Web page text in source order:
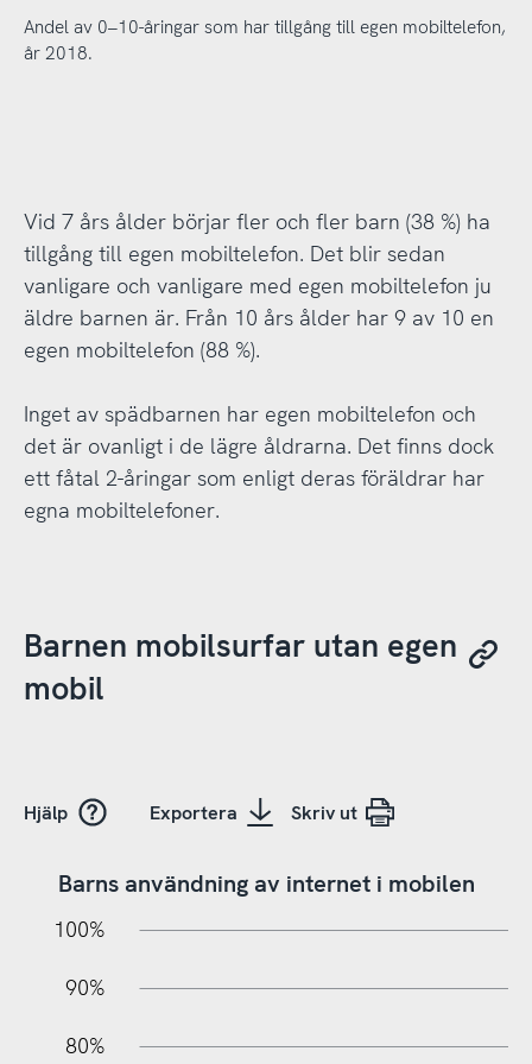
Andel av 0–10-åringar som har tillgång till egen mobiltelefon,
år 2018.
Vid 7 års ålder börjar fler och fler barn (38 %) ha
tillgång till egen mobiltelefon. Det blir sedan
vanligare och vanligare med egen mobiltelefon ju
äldre barnen är. Från 10 års ålder har 9 av 10 en
egen mobiltelefon (88 %).
Inget av spädbarnen har egen mobiltelefon och
det är ovanligt i de lägre åldrarna. Det finns dock
ett fåtal 2-åringar som enligt deras föräldrar har
egna mobiltelefoner.
Barnen mobilsurfar utan egen
mobil
Hjälp Exportera Skriv ut
Barns användning av internet i mobilen
100%
90%
80%